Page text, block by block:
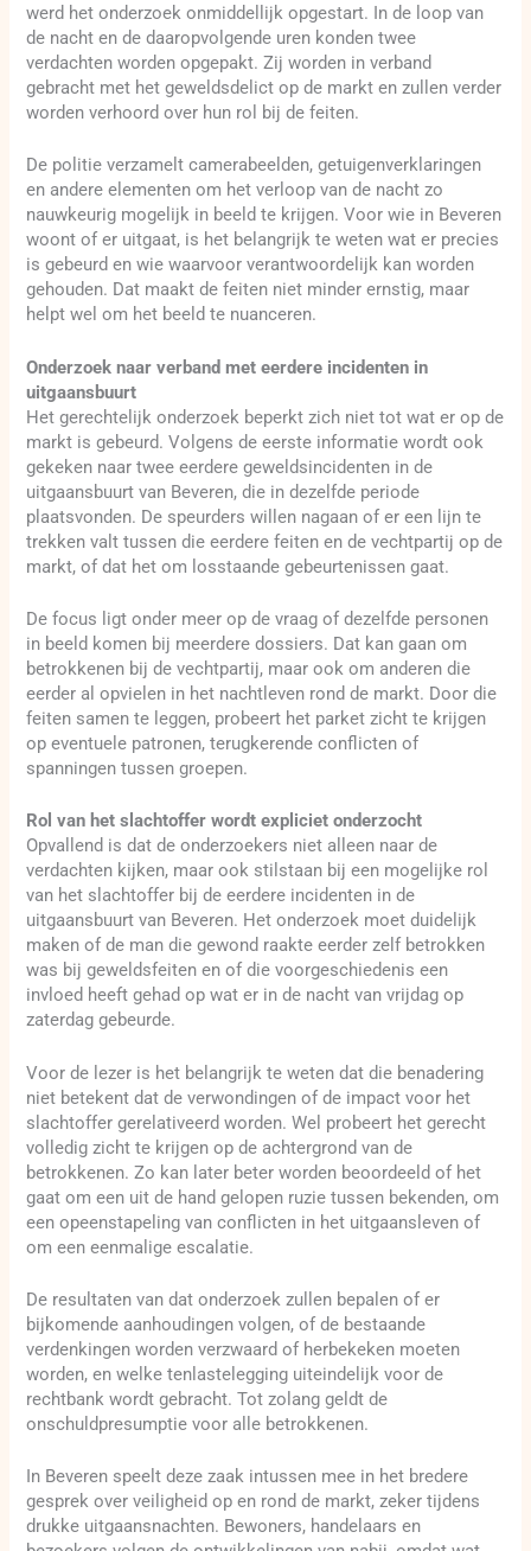
werd het onderzoek onmiddellijk opgestart. In de loop van
de nacht en de daaropvolgende uren konden twee
verdachten worden opgepakt. Zij worden in verband
gebracht met het geweldsdelict op de markt en zullen verder
worden verhoord over hun rol bij de feiten.
De politie verzamelt camerabeelden, getuigenverklaringen
en andere elementen om het verloop van de nacht zo
nauwkeurig mogelijk in beeld te krijgen. Voor wie in Beveren
woont of er uitgaat, is het belangrijk te weten wat er precies
is gebeurd en wie waarvoor verantwoordelijk kan worden
gehouden. Dat maakt de feiten niet minder ernstig, maar
helpt wel om het beeld te nuanceren.
Onderzoek naar verband met eerdere incidenten in
uitgaansbuurt
Het gerechtelijk onderzoek beperkt zich niet tot wat er op de
markt is gebeurd. Volgens de eerste informatie wordt ook
gekeken naar twee eerdere geweldsincidenten in de
uitgaansbuurt van Beveren, die in dezelfde periode
plaatsvonden. De speurders willen nagaan of er een lijn te
trekken valt tussen die eerdere feiten en de vechtpartij op de
markt, of dat het om losstaande gebeurtenissen gaat.
De focus ligt onder meer op de vraag of dezelfde personen
in beeld komen bij meerdere dossiers. Dat kan gaan om
betrokkenen bij de vechtpartij, maar ook om anderen die
eerder al opvielen in het nachtleven rond de markt. Door die
feiten samen te leggen, probeert het parket zicht te krijgen
op eventuele patronen, terugkerende conflicten of
spanningen tussen groepen.
Rol van het slachtoffer wordt expliciet onderzocht
Opvallend is dat de onderzoekers niet alleen naar de
verdachten kijken, maar ook stilstaan bij een mogelijke rol
van het slachtoffer bij de eerdere incidenten in de
uitgaansbuurt van Beveren. Het onderzoek moet duidelijk
maken of de man die gewond raakte eerder zelf betrokken
was bij geweldsfeiten en of die voorgeschiedenis een
invloed heeft gehad op wat er in de nacht van vrijdag op
zaterdag gebeurde.
Voor de lezer is het belangrijk te weten dat die benadering
niet betekent dat de verwondingen of de impact voor het
slachtoffer gerelativeerd worden. Wel probeert het gerecht
volledig zicht te krijgen op de achtergrond van de
betrokkenen. Zo kan later beter worden beoordeeld of het
gaat om een uit de hand gelopen ruzie tussen bekenden, om
een opeenstapeling van conflicten in het uitgaansleven of
om een eenmalige escalatie.
De resultaten van dat onderzoek zullen bepalen of er
bijkomende aanhoudingen volgen, of de bestaande
verdenkingen worden verzwaard of herbekeken moeten
worden, en welke tenlastelegging uiteindelijk voor de
rechtbank wordt gebracht. Tot zolang geldt de
onschuldpresumptie voor alle betrokkenen.
In Beveren speelt deze zaak intussen mee in het bredere
gesprek over veiligheid op en rond de markt, zeker tijdens
drukke uitgaansnachten. Bewoners, handelaars en